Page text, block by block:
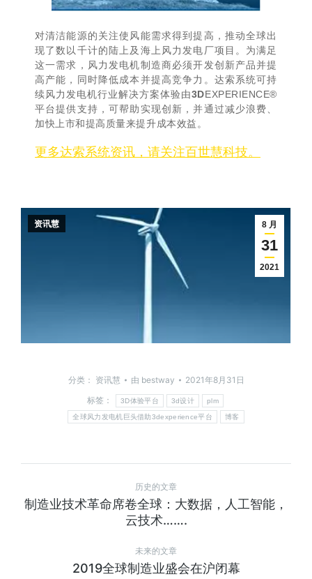
对清洁能源的关注使风能需求得到提高，推动全球出
现了数以千计的陆上及海上风力发电厂项目。为满足
这一需求，风力发电机制造商必须开发创新产品并提
高产能，同时降低成本并提高竞争力。达索系统可持
续风力发电机行业解决方案体验由3DEXPERIENCE®
平台提供支持，可帮助实现创新，并通过减少浪费、
加快上市和提高质量来提升成本效益。
更多达索系统资讯，请关注百世慧科技。
8 月
31
2021
资讯慧
分类： 资讯慧 由 bestway
2021年8月31日
标签：
3D体验平台 3d设计 plm
全球风力发电机巨头借助3dexperience平台 博客
历史的文章
制造业技术革命席卷全球：大数据，人工智能，
云技术…….
未来的文章
2019全球制造业盛会在沪闭幕